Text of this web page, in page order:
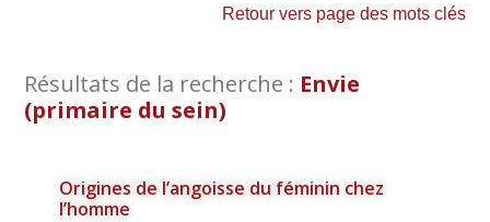
Retour vers page des mots clés
Résultats de la recherche : Envie
(primaire du sein)
Origines de l’angoisse du féminin chez
l’homme